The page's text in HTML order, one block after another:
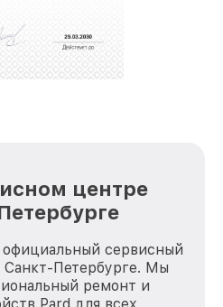
и обрели отличную
совершенствуемся и
центре
сервисный
Санкт-Петербурге. Мы
ремонт и
Pard для всех